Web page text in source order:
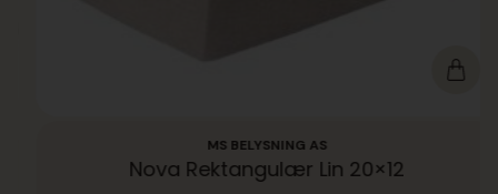
MS BELYSNING AS
Nova Rektangulær Lin 20×12